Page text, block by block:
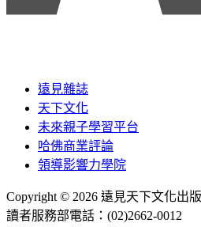
遠見雜誌
天下文化
未來親子學習平台
哈佛商業評論
領導影響力學院
Copyright © 2026 遠見天下文化出
讀者服務部電話：(02)2662-0012